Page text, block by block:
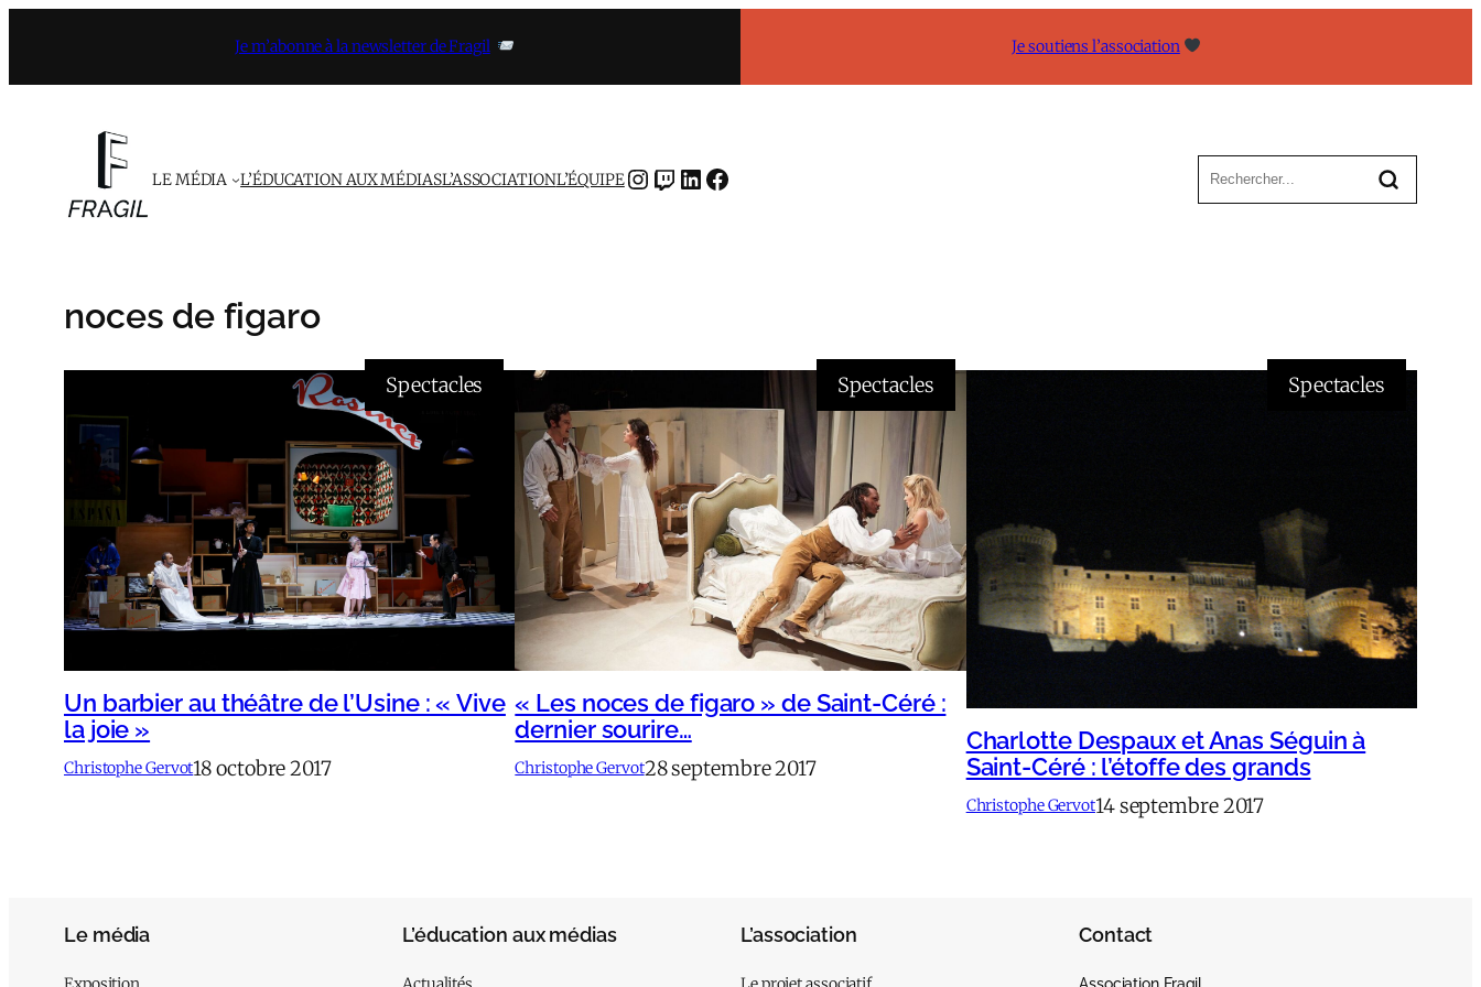
contenu
Je m’abonne à la newsletter de Fragil Je soutiens l’association
LE MÉDIA L’ÉDUCATION AUX MÉDIASL’ASSOCIATIONL’ÉQUIPEINSTAGRAMTWITCH LINKEDIN FACEBOOK
noces de figaro
Spectacles
Un barbier au théâtre de l’Usine : « Vive
la joie »
Christophe Gervot18 octobre 2017
Spectacles
« Les noces de figaro » de Saint-Céré :
dernier sourire…
Christophe Gervot28 septembre 2017
Spectacles
Charlotte Despaux et Anas Séguin à
Saint-Céré : l’étoffe des grands
Christophe Gervot14 septembre 2017
Le média L’éducation aux médias L’association Contact